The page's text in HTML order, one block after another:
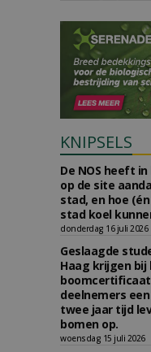
KNIPSELS
De NOS heeft
op de site
stad, en hoe
stad koel
donderdag 16 juli 2026
Geslaagde
Haag krijgen
deelnemers
twee jaar tijd
bomen op.
woensdag 15 juli 2026